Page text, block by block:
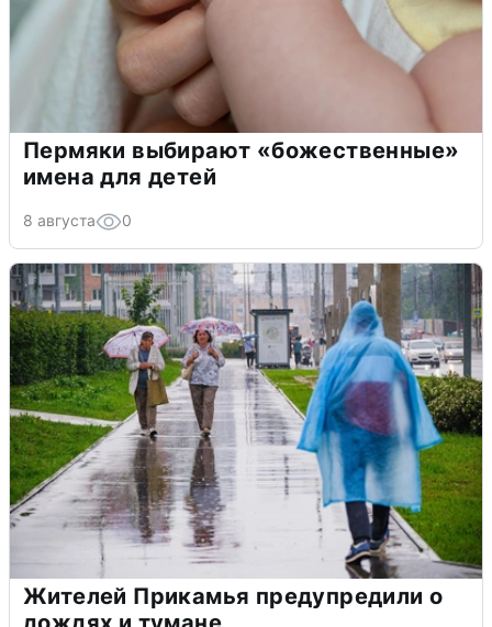
Пермяки выбирают «божественные»
имена для детей
8 августа 0
Жителей Прикамья предупредили о